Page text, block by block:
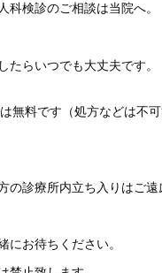
検診のご相談は当院へ。
たらいつでも大丈夫です。
無料です（処方などは不可
診療所内立ち入りはご遠
にお待ちください。